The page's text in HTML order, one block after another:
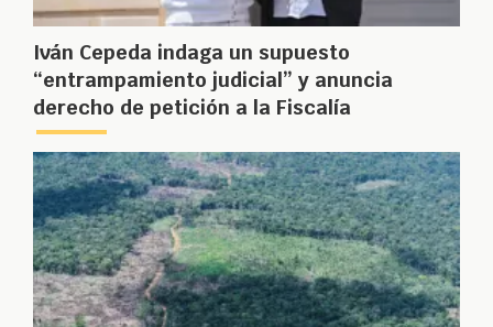
Iván Cepeda indaga un supuesto
“entrampamiento judicial” y anuncia
derecho de petición a la Fiscalía